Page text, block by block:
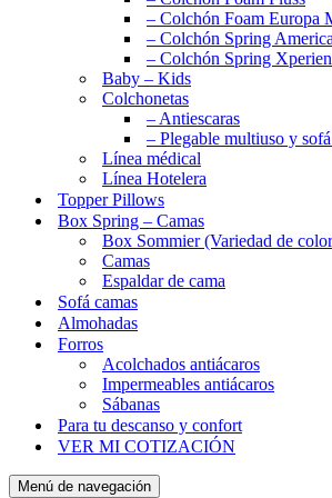
– Colchón Foam Europa
– Colchón Spring
– Colchón Spring
Baby – Kids
Colchonetas
– Antiescaras
– Plegable multiuso y
Línea médical
Línea Hotelera
Topper Pillows
Box Spring – Camas
Box Sommier (Variedad de
Camas
Espaldar de cama
Sofá camas
Almohadas
Forros
Acolchados antiácaros
Impermeables antiácaros
Sábanas
Para tu descanso y confort
VER MI COTIZACIÓN
Menú de navegación